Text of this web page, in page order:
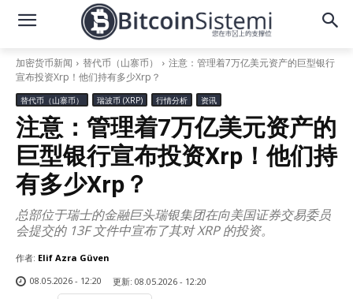
加密货币新闻 替代币（山寨币）
注意：管理着7万亿美元资产的巨型银行
宣布投资Xrp！他们持有多少Xrp？
替代币（山寨币） 瑞波币 (XRP) 行情分析 资讯
注意：管理着7万亿美元资产的
巨型银行宣布投资Xrp！他们持
有多少Xrp？
总部位于瑞士的金融巨头瑞银集团在向美国证券交易委员
会提交的 13F 文件中宣布了其对 XRP 的投资。
作者: Elif Azra Güven
08.05.2026 - 12:20
更新: 08.05.2026 - 12:20